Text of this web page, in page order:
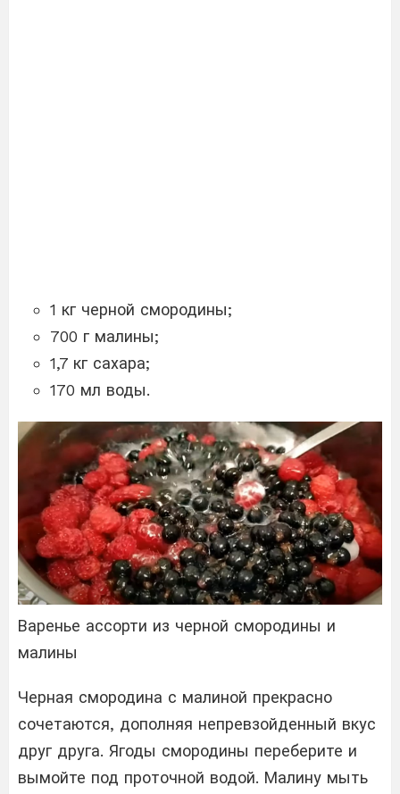
1 кг черной смородины;
700 г малины;
1,7 кг сахара;
170 мл воды.
Варенье ассорти из черной смородины и
малины
Черная смородина с малиной прекрасно
сочетаются, дополняя непревзойденный вкус
друг друга. Ягоды смородины переберите и
вымойте под проточной водой. Малину мыть